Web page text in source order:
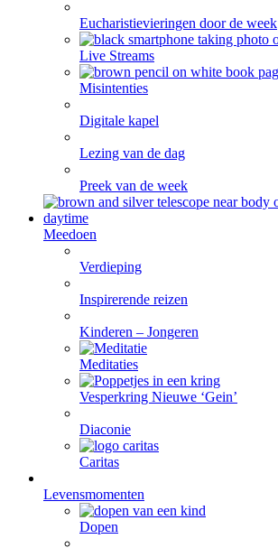
Eucharistievieringen door de week
Live Streams
Misintenties
Digitale kapel
Lezing van de dag
Preek van de week
Meedoen
Verdieping
Inspirerende reizen
Kinderen – Jongeren
Meditaties
Vesperkring Nieuwe ‘Gein’
Diaconie
Caritas
Levensmomenten
Dopen